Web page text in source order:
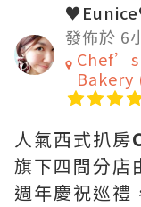
發佈於 6
Bakery
人氣西式扒房
旗下四間分店
週年慶祝巡禮